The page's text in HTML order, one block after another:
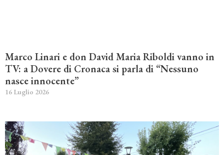
Marco Linari e don David Maria Riboldi vanno in
TV: a Dovere di Cronaca si parla di “Nessuno
nasce innocente”
16 Luglio 2026